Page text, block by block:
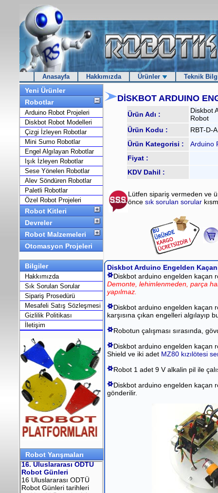
Anasayfa Hakkımızda Ürünler Teknik
Yeni Ürünler
Robotlar
Arduino Robot Projeleri
Diskbot Robot Modelleri
Çizgi İzleyen Robotlar
Mini Sumo Robotlar
Engel Algılayan Robotlar
Işık İzleyen Robotlar
Sese Yönelen Robotlar
Alev Söndüren Robotlar
Paletli Robotlar
Özel Robot Projeleri
Robot Kitleri
Devreler
Robot Malzemeleri
Otomasyon Projeleri
Bilgiler
Hakkımızda
Sık Sorulan Sorular
Sipariş Prosedürü
Mesafeli Satış Sözleşmesi
Gizlilik Politikası
İletişim
Robot Yarışmaları
DİSKBOT ARDUINO
Ürün Adı :
Diskbot
Robot
Ürün Kodu :
RBT-D-
Ürün Kategorisi :
Arduino
Fiyat :
KDV Dahil :
Lütfen sipariş vermeden ve
önce sık sorulan sorular
Diskbot Arduino Engelden
Diskbot arduino engelden kaçan
Demonte, lehimlenmeden, parça
yapılmaz.
Diskbot arduino engelden kaçan
karşısına çıkan engelleri
Robotun çalışması sırasında,
Diskbot arduino engelden kaçan
Shield ve iki adet MZ80 kızılötesi
Robot 1 adet 9 V alkalin pil ile
Diskbot arduino engelden kaçan
gönderilir.